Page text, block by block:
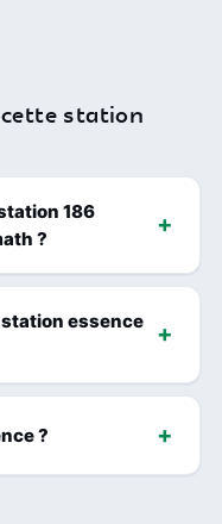
station
186
?
essence
?